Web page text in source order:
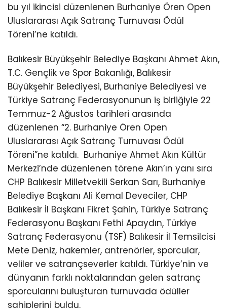
bu yıl ikincisi düzenlenen Burhaniye Ören Open
Uluslararası Açık Satranç Turnuvası Ödül
Töreni’ne katıldı.
Balıkesir Büyükşehir Belediye Başkanı Ahmet Akın,
T.C. Gençlik ve Spor Bakanlığı, Balıkesir
Büyükşehir Belediyesi, Burhaniye Belediyesi ve
Türkiye Satranç Federasyonunun iş birliğiyle 22
Temmuz-2 Ağustos tarihleri arasında
düzenlenen “2. Burhaniye Ören Open
Uluslararası Açık Satranç Turnuvası Ödül
Töreni”ne katıldı. Burhaniye Ahmet Akın Kültür
Merkezi’nde düzenlenen törene Akın’ın yanı sıra
CHP Balıkesir Milletvekili Serkan Sarı, Burhaniye
Belediye Başkanı Ali Kemal Deveciler, CHP
Balıkesir İl Başkanı Fikret Şahin, Türkiye Satranç
Federasyonu Başkanı Fethi Apaydın, Türkiye
Satranç Federasyonu (TSF) Balıkesir İl Temsilcisi
Mete Deniz, hakemler, antrenörler, sporcular,
veliler ve satrançseverler katıldı. Türkiye’nin ve
dünyanın farklı noktalarından gelen satranç
sporcularını buluşturan turnuvada ödüller
sahiplerini buldu.